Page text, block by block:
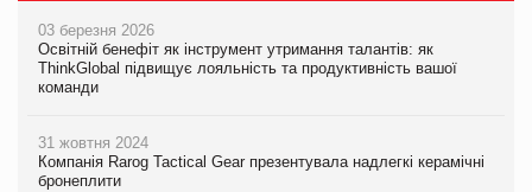
03 березня 2026
Освітній бенефіт як інструмент утримання талантів: як
ThinkGlobal підвищує лояльність та продуктивність вашої
команди
31 жовтня 2024
Компанія Rarog Tactical Gear презентувала надлегкі керамічні
бронеплити